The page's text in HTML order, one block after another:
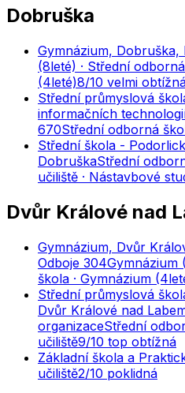
Dobruška
Gymnázium, Dobruška,
(8leté) · Střední
(4leté)8/10 velmi
Střední průmyslová
informačních
670Střední odborná
Střední škola -
DobruškaStřední
učiliště · Nástavbové
Dvůr Králové nad
Gymnázium, Dvůr
Odboje 304Gymnázium
škola · Gymnázium
Střední průmyslová
Dvůr Králové nad
organizaceStřední
učiliště9/10 top obtížná
Základní škola a
učiliště2/10 poklidná